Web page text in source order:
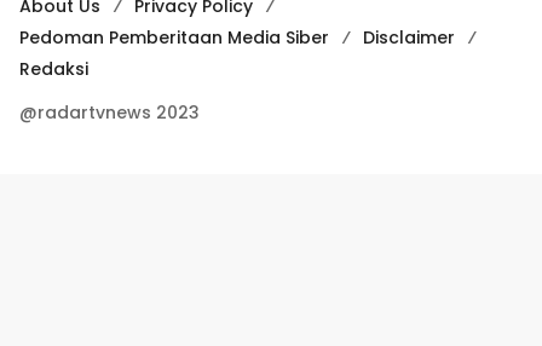
About Us
Privacy Policy
Pedoman Pemberitaan Media Siber
Disclaimer
Redaksi
@radartvnews 2023